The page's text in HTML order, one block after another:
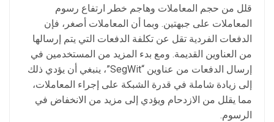
قلل من حجم المعاملات وهاجم خطر ارتفاع رسوم
المعاملات على جبهتين. وبما أن المعاملات أصغر، فإن
الدفعات الفردية تقل عن تكلفة الدفعات التي يتم إرسالها
من العناوين القديمة. ومع بدء المزيد من المستخدمين في
إرسال الدفعات من عناوين “SegWit”، ينبغي أن يؤدي ذلك
إلى زيادة شاملة في قدرة الشبكة على إجراء المعاملات،
مما يقلل من الازدحام ويؤدي إلى مزيد من الانخفاض في
الرسوم.